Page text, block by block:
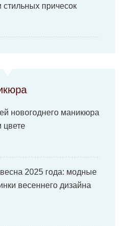
стильных причесок
новогоднего маникюра
цвете
2025 года: модные
весеннего дизайна